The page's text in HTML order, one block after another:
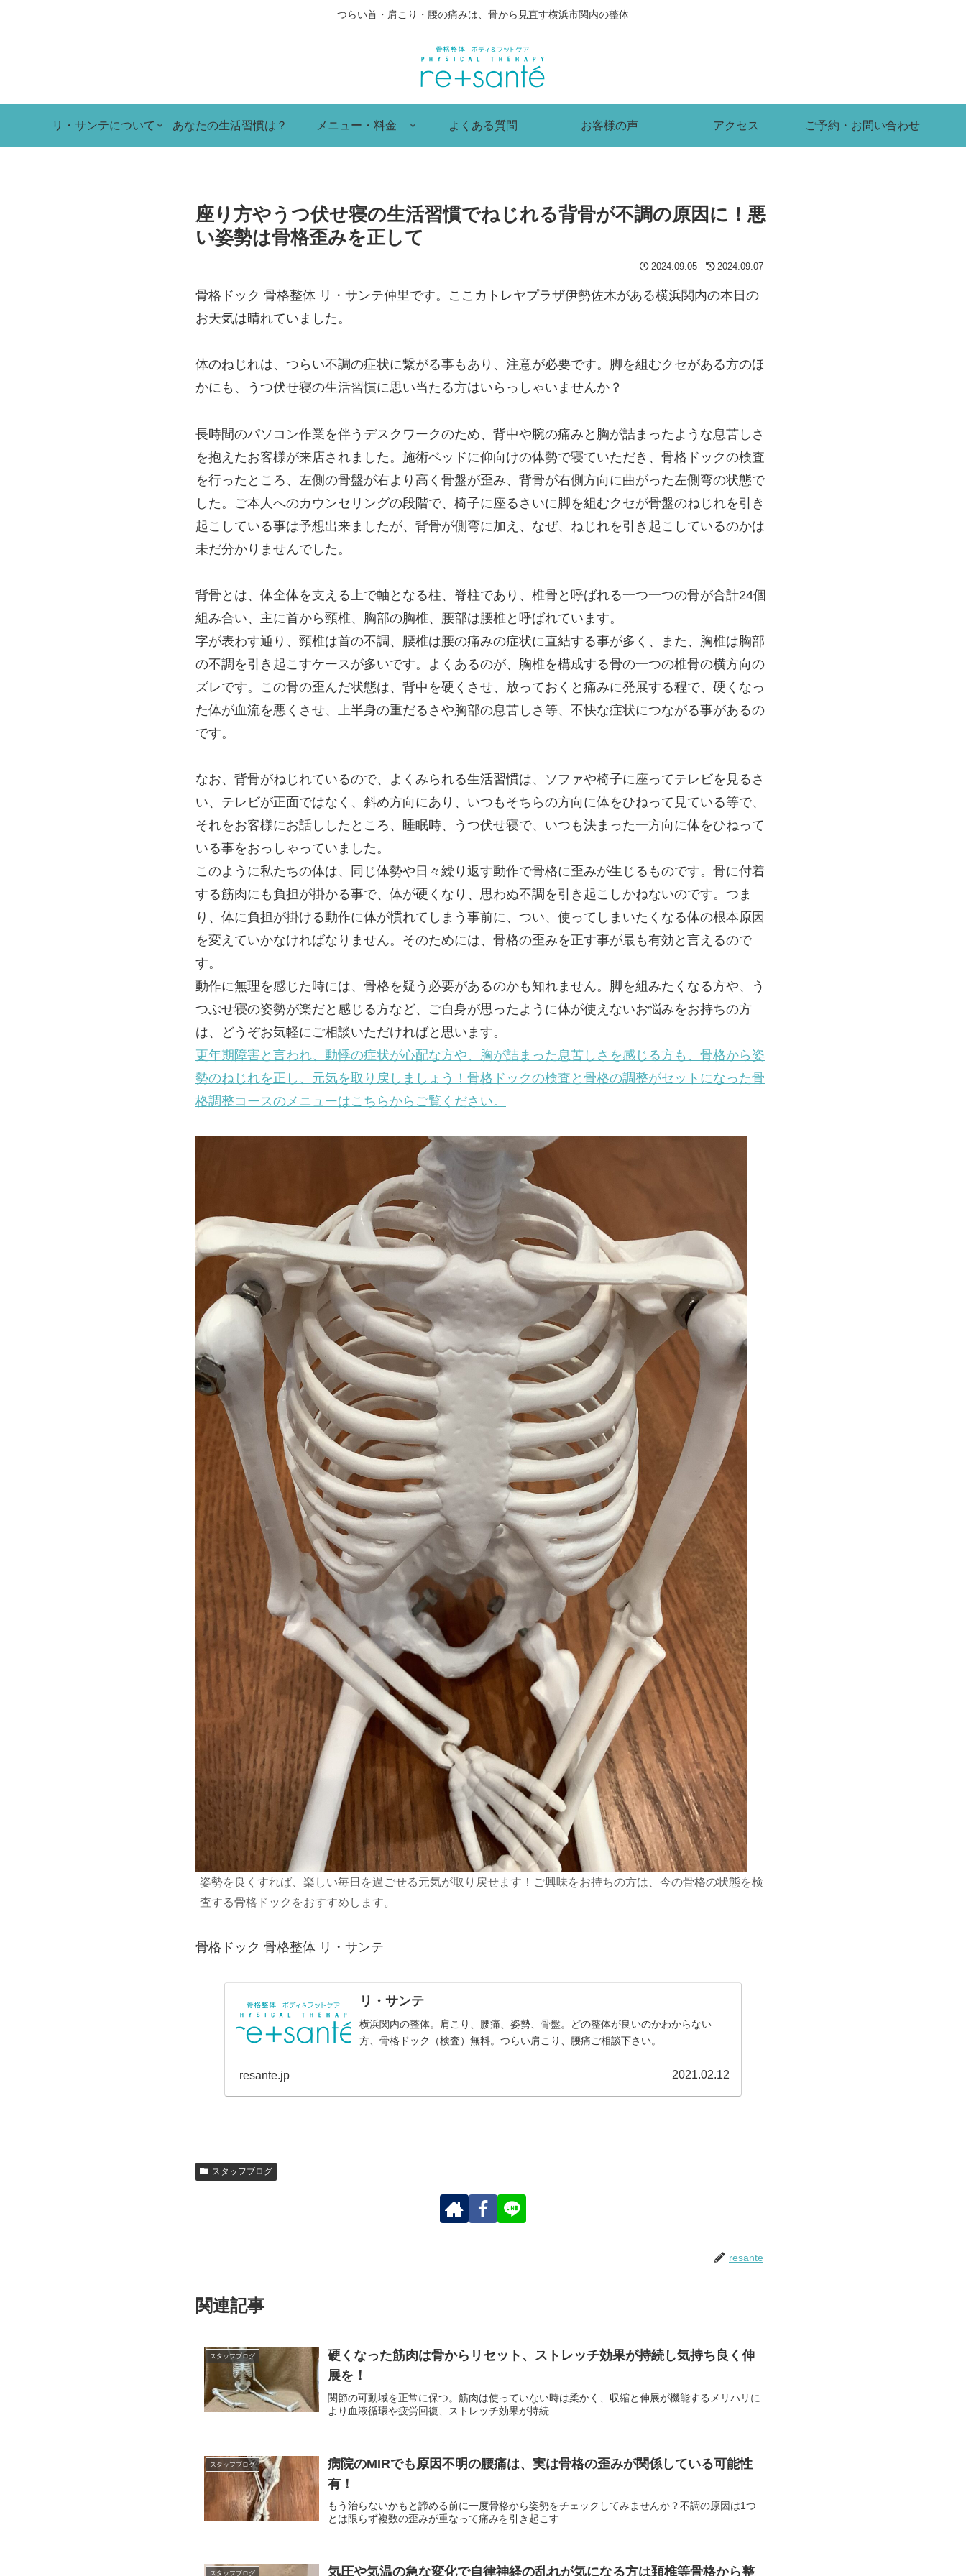
つらい首・肩こり・腰の痛みは、骨から見直す横浜市関内の整体
リ・サンテについて あなたの生活習慣は？ メニュー・料金 よくある質問 お客様の声 アクセス ご予約・お問い合わせ
座り方やうつ伏せ寝の生活習慣でねじれる背骨が不調の原因に！悪
い姿勢は骨格歪みを正して
2024.09.05 2024.09.07
骨格ドック 骨格整体 リ・サンテ仲里です。ここカトレヤプラザ伊勢佐木がある横浜関内の本日の
お天気は晴れていました。
体のねじれは、つらい不調の症状に繋がる事もあり、注意が必要です。脚を組むクセがある方のほ
かにも、うつ伏せ寝の生活習慣に思い当たる方はいらっしゃいませんか？
長時間のパソコン作業を伴うデスクワークのため、背中や腕の痛みと胸が詰まったような息苦しさ
を抱えたお客様が来店されました。施術ベッドに仰向けの体勢で寝ていただき、骨格ドックの検査
を行ったところ、左側の骨盤が右より高く骨盤が歪み、背骨が右側方向に曲がった左側弯の状態で
した。ご本人へのカウンセリングの段階で、椅子に座るさいに脚を組むクセが骨盤のねじれを引き
起こしている事は予想出来ましたが、背骨が側弯に加え、なぜ、ねじれを引き起こしているのかは
未だ分かりませんでした。
背骨とは、体全体を支える上で軸となる柱、脊柱であり、椎骨と呼ばれる一つ一つの骨が合計24個
組み合い、主に首から頸椎、胸部の胸椎、腰部は腰椎と呼ばれています。
字が表わす通り、頸椎は首の不調、腰椎は腰の痛みの症状に直結する事が多く、また、胸椎は胸部
の不調を引き起こすケースが多いです。よくあるのが、胸椎を構成する骨の一つの椎骨の横方向の
ズレです。この骨の歪んだ状態は、背中を硬くさせ、放っておくと痛みに発展する程で、硬くなっ
た体が血流を悪くさせ、上半身の重だるさや胸部の息苦しさ等、不快な症状につながる事があるの
です。
なお、背骨がねじれているので、よくみられる生活習慣は、ソファや椅子に座ってテレビを見るさ
い、テレビが正面ではなく、斜め方向にあり、いつもそちらの方向に体をひねって見ている等で、
それをお客様にお話ししたところ、睡眠時、うつ伏せ寝で、いつも決まった一方向に体をひねって
いる事をおっしゃっていました。
このように私たちの体は、同じ体勢や日々繰り返す動作で骨格に歪みが生じるものです。骨に付着
する筋肉にも負担が掛かる事で、体が硬くなり、思わぬ不調を引き起こしかねないのです。つま
り、体に負担が掛ける動作に体が慣れてしまう事前に、つい、使ってしまいたくなる体の根本原因
を変えていかなければなりません。そのためには、骨格の歪みを正す事が最も有効と言えるので
す。
動作に無理を感じた時には、骨格を疑う必要があるのかも知れません。脚を組みたくなる方や、う
つぶせ寝の姿勢が楽だと感じる方など、ご自身が思ったように体が使えないお悩みをお持ちの方
は、どうぞお気軽にご相談いただければと思います。
更年期障害と言われ、動悸の症状が心配な方や、胸が詰まった息苦しさを感じる方も、骨格から姿
勢のねじれを正し、元気を取り戻しましょう！骨格ドックの検査と骨格の調整がセットになった骨
格調整コースのメニューはこちらからご覧ください。
姿勢を良くすれば、楽しい毎日を過ごせる元気が取り戻せます！ご興味をお持ちの方は、今の骨格の状態を検
査する骨格ドックをおすすめします。
骨格ドック 骨格整体 リ・サンテ
リ・サンテ
横浜関内の整体。肩こり、腰痛、姿勢、骨盤。どの整体が良いのかわからない
方、骨格ドック（検査）無料。つらい肩こり、腰痛ご相談下さい。
resante.jp 2021.02.12
スタッフブログ
resante
関連記事
スタッフブログ
硬くなった筋肉は骨からリセット、ストレッチ効果が持続し気持ち良く伸
展を！
関節の可動域を正常に保つ。筋肉は使っていない時は柔かく、収縮と伸展が機能するメリハリに
より血液循環や疲労回復、ストレッチ効果が持続
スタッフブログ
病院のMIRでも原因不明の腰痛は、実は骨格の歪みが関係している可能性
有！
もう治らないかもと諦める前に一度骨格から姿勢をチェックしてみませんか？不調の原因は1つ
とは限らず複数の歪みが重なって痛みを引き起こす
スタッフブログ 気圧や気温の急な変化で自律神経の乱れが気になる方は頚椎等骨格から整